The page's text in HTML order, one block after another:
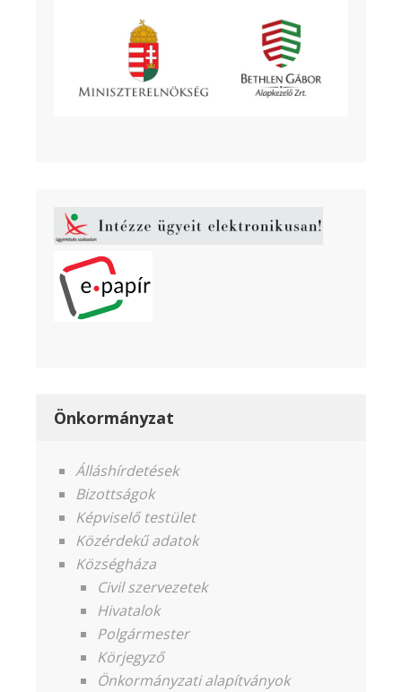
Önkormányzat
Álláshírdetések
Bizottságok
Képviselő testület
Közérdekű adatok
Községháza
Civil szervezetek
Hivatalok
Polgármester
Körjegyző
Önkormányzati alapítványok